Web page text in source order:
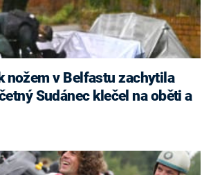
Sudánec klečel na oběti a